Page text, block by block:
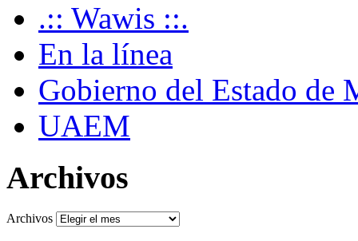
.:: Wawis ::.
En la línea
Gobierno del Estado de
UAEM
Archivos
Archivos